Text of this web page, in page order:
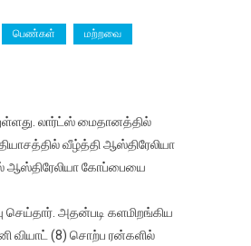
பெண்கள்
மற்றவை
லார்ட்ஸ் மைதானத்தில்
வீழ்த்தி ஆஸ்திரேலியா
ஆஸ்திரேலியா கோப்பையை
செய்தார். அதன்படி களமிறங்கிய
வியாட் (8) சொற்ப ரன்களில்